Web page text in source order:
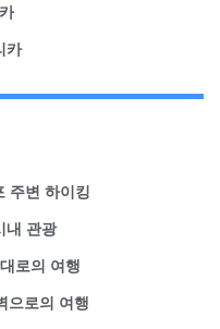
카
주변 하이킹
내 관광
로의 여행
으로의 여행